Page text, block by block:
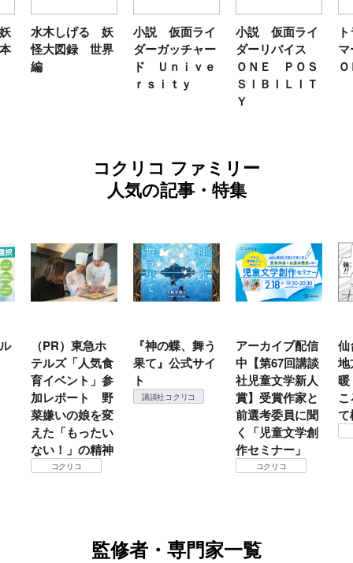
水木しげる 妖
怪大図録 世界
編
小説 仮面ライ
ダーガッチャー
ド Ｕｎｉｖｅ
ｒｓｉｔｙ
小説 仮面ライ
ダーリバイス
ＯＮＥ ＰＯＳ
ＳＩＢＩＬＩＴ
Ｙ
コクリコ ファミリー
人気の記事・特集
（PR）東急ホ
テルズ「人気食
育イベント」参
加レポート 野
菜嫌いの娘を変
えた「もったい
ない！」の精神
コクリコ
『神の蝶、舞う
果て』公式サイ
ト
講談社コクリコ
アーカイブ配信
中【第67回講談
社児童文学新人
賞】受賞作家と
前選考委員に聞
く「児童文学創
作セミナー」
コクリコ
仙
地
て
監修者・専門家一覧